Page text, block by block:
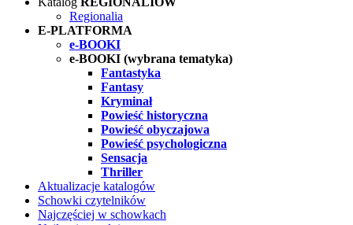
Regionalia
E-PLATFORMA
e-BOOKI
e-BOOKI (wybrana tematyka)
Fantastyka
Fantasy
Kryminał
Powieść historyczna
Powieść obyczajowa
Powieść psychologiczna
Sensacja
Thriller
Aktualizacje katalogów
Schowki czytelników
Najczęściej w schowkach